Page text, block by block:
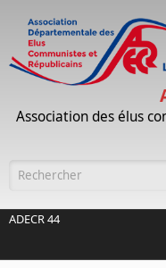
Association des élus
ADECR 44